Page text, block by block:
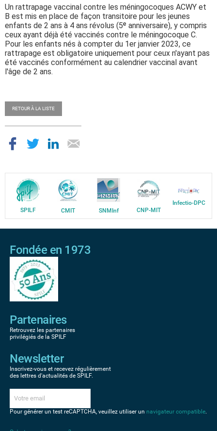
Un rattrapage vaccinal contre les méningocoques ACWY et
B est mis en place de façon transitoire pour les jeunes
enfants de 2 ans à 4 ans révolus (5ᵉ anniversaire), y compris
ceux ayant déjà été vaccinés contre le méningocoque C.
Pour les enfants nés à compter du 1er janvier 2023, ce
rattrapage est obligatoire uniquement pour ceux n'ayant pas
été vaccinés conformément au calendrier vaccinal avant
l'âge de 2 ans.
RETOUR À LA LISTE
SPILF CMIT SNMInf CNP-MIT
Infectio-DPC
Fondée en 1973
Partenaires
Retrouvez les partenaires
privilégiés de la SPILF
Newsletter
Inscrivez-vous et recevez régulièrement
des lettres d'actualités de SPILF.
Pour générer un test reCAPTCHA, veuillez utiliser un navigateur compatible.